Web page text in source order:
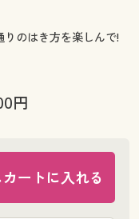
りのはき方を楽しんで!
円
ートに入れる